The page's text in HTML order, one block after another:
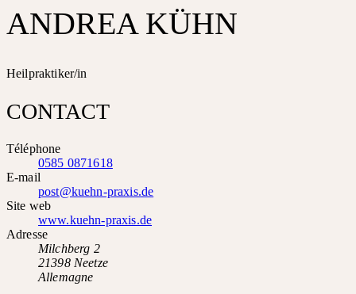
ANDREA KÜHN
Heilpraktiker/in
CONTACT
Téléphone
0585 0871618
E-mail
post@kuehn-praxis.de
Site web
www.kuehn-praxis.de
Adresse
Milchberg 2
21398 Neetze
Allemagne